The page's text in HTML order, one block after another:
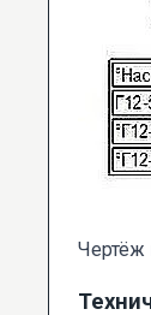
Чертёж